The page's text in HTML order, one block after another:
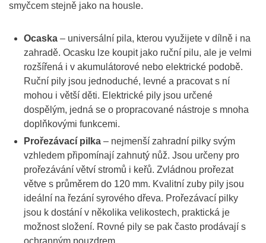
smyčcem stejně jako na housle.
Ocaska – universální pila, kterou využijete v dílně i na
zahradě. Ocasku lze koupit jako ruční pilu, ale je velmi
rozšířená i v akumulátorové nebo elektrické podobě.
Ruční pily jsou jednoduché, levné a pracovat s ní
mohou i větší děti. Elektrické pily jsou určené
dospělým, jedná se o propracované nástroje s mnoha
doplňkovými funkcemi.
Prořezávací pilka – nejmenší zahradní pilky svým
vzhledem připomínají zahnutý nůž. Jsou určeny pro
prořezávání větví stromů i keřů. Zvládnou prořezat
větve s průměrem do 120 mm. Kvalitní zuby pily jsou
ideální na řezání syrového dřeva. Prořezávací pilky
jsou k dostání v několika velikostech, praktická je
možnost složení. Rovné pily se pak často prodávají s
ochranným pouzdrem.